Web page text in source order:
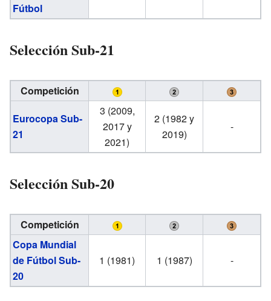
Fútbol
Selección Sub-21
Competición
Eurocopa Sub-
21
3 (2009,
2017 y
2021)
2 (1982 y
2019)
-
Selección Sub-20
Competición
Copa Mundial
de Fútbol Sub-
20
1 (1981) 1 (1987) -